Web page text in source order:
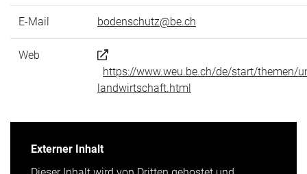
E-Mail bodenschutz@be.ch
Web
https://www.weu.be.ch/de/start/themen/
landwirtschaft.html
Externer Inhalt